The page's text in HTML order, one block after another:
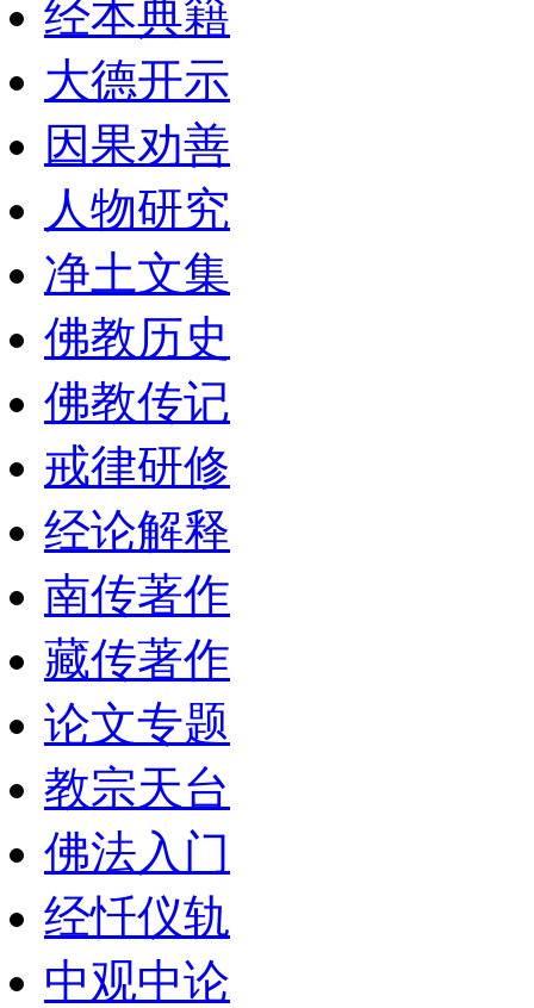
经本典籍
大德开示
因果劝善
人物研究
净土文集
佛教历史
佛教传记
戒律研修
经论解释
南传著作
藏传著作
论文专题
教宗天台
佛法入门
经忏仪轨
中观中论